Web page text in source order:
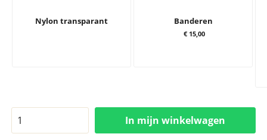
Nylon transparant Banderen
€ 15,00
In mijn winkelwagen